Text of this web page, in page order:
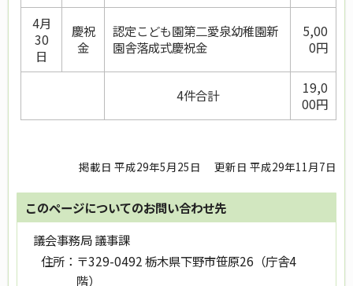
4月
30
日
慶祝
金
認定こども園第二愛泉幼稚園新
園舎落成式慶祝金
5,00
0円
4件合計
19,0
00円
掲載日 平成29年5月25日 更新日 平成29年11月7日
このページについてのお問い合わせ先
議会事務局 議事課
住所： 〒329-0492 栃木県下野市笹原26（庁舎4
階）